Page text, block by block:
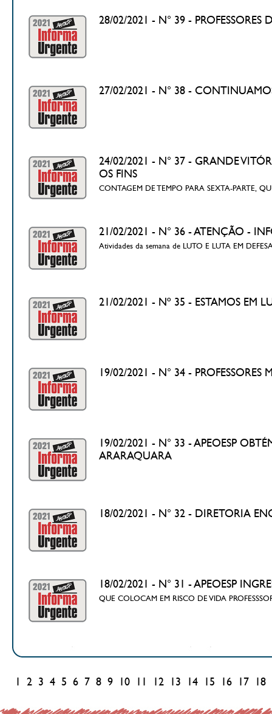
28/02/2021 - N° 39 -
27/02/2021 - N° 38 -
24/02/2021 - N° 37 - GRANDE
OS FINS
CONTAGEM DE TEMPO PARA SEXTA-PARTE,
21/02/2021 - N° 36 - ATENÇÃO -
Atividades da semana de LUTO E LUTA EM
21/02/2021 - Nº 35 - ESTAMOS EM
19/02/2021 - N° 34 -
19/02/2021 - N° 33 - APEOESP
ARARAQUARA
18/02/2021 - N° 32 - DIRETORIA
18/02/2021 - N° 31 - APEOESP
QUE COLOCAM EM RISCO DE VIDA
2 3 4 5 6 7 8 9 10 12 13 14 15 16 17 18